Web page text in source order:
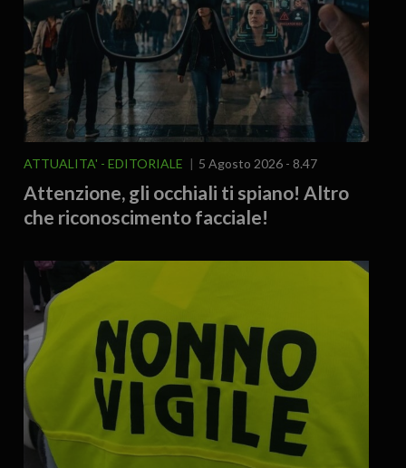
ATTUALITA' EDITORIALE 5 Agosto 2026 - 8.47
Attenzione, gli occhiali ti spiano! Altro
che riconoscimento facciale!